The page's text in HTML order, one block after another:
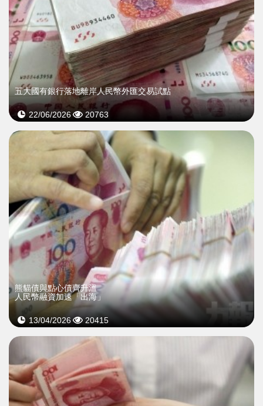
五大國有銀行落地離岸人民幣外匯交易試點
22/06/2026 20763
熊貓債與點心債齊升溫
人民幣融資加速「出海」
13/04/2026 20415